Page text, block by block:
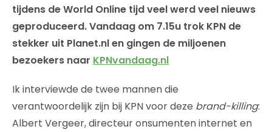
tijdens de World Online tijd veel werd veel nieuws
geproduceerd. Vandaag om 7.15u trok KPN de
stekker uit Planet.nl en gingen de miljoenen
bezoekers naar KPNvandaag.nl
Ik interviewde de twee mannen die
verantwoordelijk zijn bij KPN voor deze brand-killing:
Albert Vergeer, directeur onsumenten internet en